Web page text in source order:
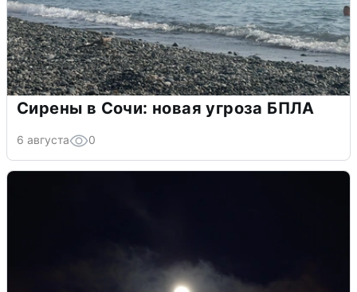
Сирены в Сочи: новая угроза БПЛА
6 августа 0